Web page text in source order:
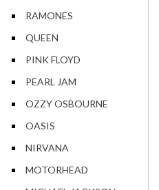
RAMONES
QUEEN
PINK FLOYD
PEARL JAM
OZZY OSBOURNE
OASIS
NIRVANA
MOTORHEAD